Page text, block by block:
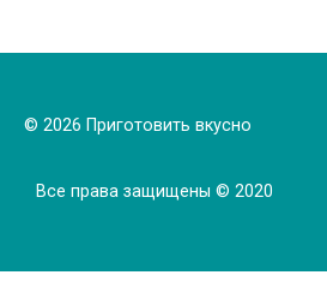
© 2026 Приготовить вкусно
Все права защищены © 2020